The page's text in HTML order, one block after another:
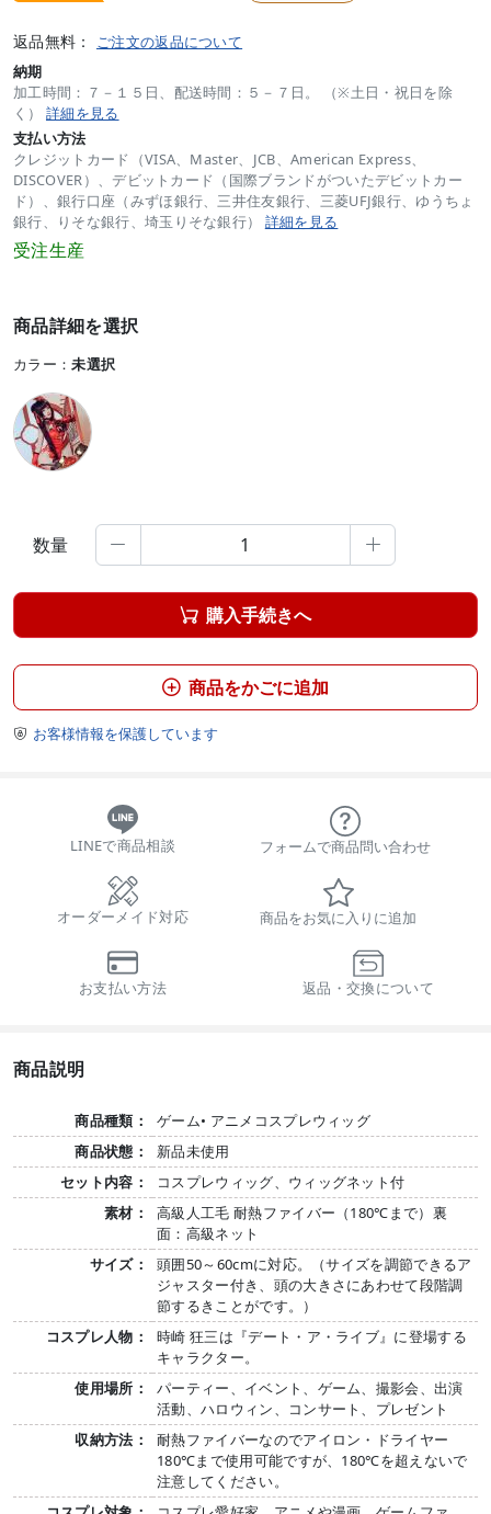
返品無料： ご注文の返品について
納期
加工時間：７－１５日、配送時間：５－７日。 （※土日・祝日を除
く） 詳細を見る
支払い方法
クレジットカード（VISA、Master、JCB、American Express、
DISCOVER）、デビットカード（国際ブランドがついたデビットカー
ド）、銀行口座（みずほ銀行、三井住友銀行、三菱UFJ銀行、ゆうちょ
銀行、りそな銀行、埼玉りそな銀行） 詳細を見る
受注生産
商品詳細を選択
カラー：未選択
数量  
 購入手続きへ
 商品をかごに追加
 お客様情報を保護しています
LINEで商品相談 フォームで商品問い合わせ
オーダーメイド対応 商品をお気に入りに追加
お支払い方法 返品・交換について
商品説明
商品種類：
ゲーム• アニメコスプレウィッグ
商品状態：
新品未使用
セット内容：
コスプレウィッグ、ウィッグネット付
素材：
高級人工毛 耐熱ファイバー（180℃まで）裏
面：高級ネット
サイズ：
頭囲50～60cmに対応。（サイズを調節できるア
ジャスター付き、頭の大きさにあわせて段階調
節するきことがです。）
コスプレ人物：
時崎 狂三は『デート・ア・ライブ』に登場する
キャラクター。
使用場所：
パーティー、イベント、ゲーム、撮影会、出演
活動、ハロウィン、コンサート、プレゼント
収納方法：
耐熱ファイバーなのでアイロン・ドライヤー
180℃まで使用可能ですが、180℃を超えないで
注意してください。